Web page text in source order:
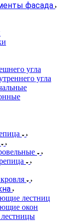
фасада
угла
угла
лестниц
окон